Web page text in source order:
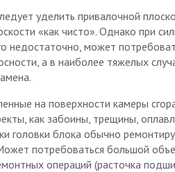
уделить привалочной
«как чисто». Однако при
недостаточно, может
а в наиболее тяжелых
на поверхности камеры
как забоины, трещины,
головки блока обычно
потребоваться большой
операций (расточка